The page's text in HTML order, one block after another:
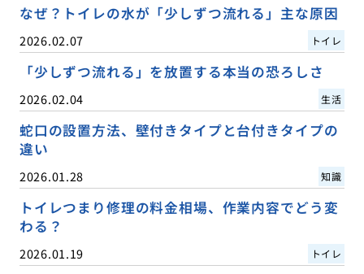
なぜ？トイレの水が「少しずつ流れる」主な原因
2026.02.07 トイレ
「少しずつ流れる」を放置する本当の恐ろしさ
2026.02.04 生活
蛇口の設置方法、壁付きタイプと台付きタイプの
違い
2026.01.28 知識
トイレつまり修理の料金相場、作業内容でどう変
わる？
2026.01.19 トイレ